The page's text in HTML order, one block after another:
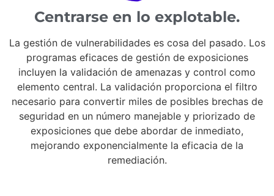
Centrarse en lo explotable.
La gestión de vulnerabilidades es cosa del pasado. Los
programas eficaces de gestión de exposiciones
incluyen la validación de amenazas y control como
elemento central. La validación proporciona el filtro
necesario para convertir miles de posibles brechas de
seguridad en un número manejable y priorizado de
exposiciones que debe abordar de inmediato,
mejorando exponencialmente la eficacia de la
remediación.